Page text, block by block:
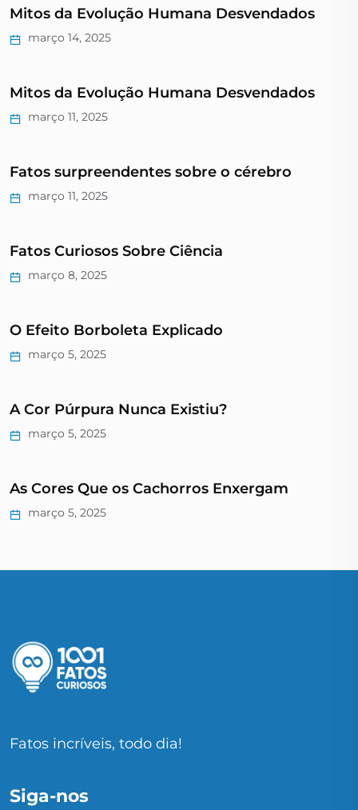
Mitos da Evolução Humana Desvendados
março 14, 2025
Mitos da Evolução Humana Desvendados
março 11, 2025
Fatos surpreendentes sobre o cérebro
março 11, 2025
Fatos Curiosos Sobre Ciência
março 8, 2025
O Efeito Borboleta Explicado
março 5, 2025
A Cor Púrpura Nunca Existiu?
março 5, 2025
As Cores Que os Cachorros Enxergam
março 5, 2025
Fatos incríveis, todo dia!
Siga-nos